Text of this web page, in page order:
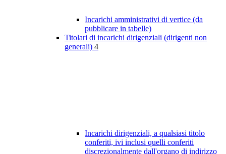
Incarichi amministrativi di vertice (da
pubblicare in tabelle)
Titolari di incarichi dirigenziali (dirigenti non
generali) 4
Incarichi dirigenziali, a qualsiasi titolo
conferiti, ivi inclusi quelli conferiti
discrezionalmente dall'organo di indirizzo